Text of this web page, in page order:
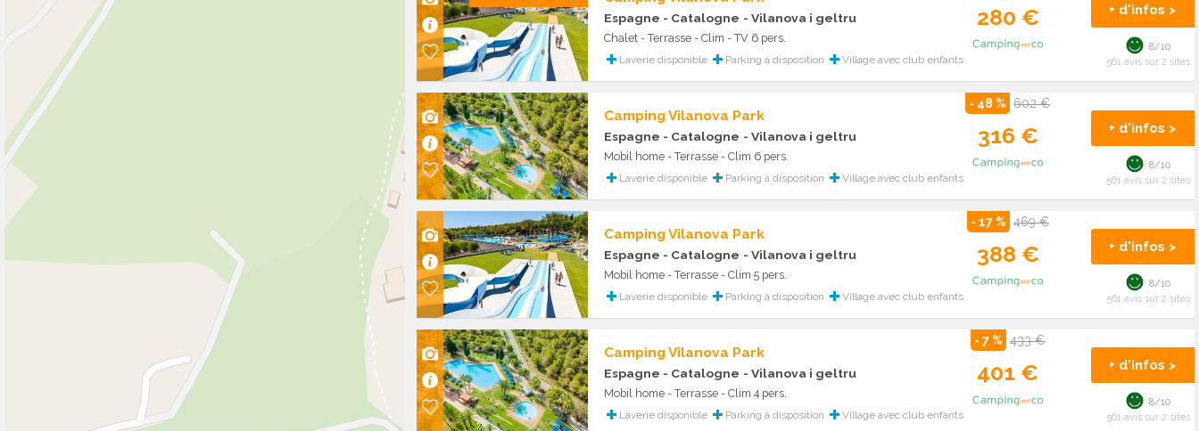
Espagne - Catalogne - Vilanova i geltru
Chalet - Terrasse - Clim - TV 6 pers.
Laverie disponible Parking à disposition Village avec club enfants
280 € + d'infos >
8/10
561 avis sur 2 sites
Camping Vilanova Park
Espagne - Catalogne - Vilanova i geltru
Mobil home - Terrasse - Clim 6 pers.
Laverie disponible Parking à disposition Village avec club enfants
- 48 % 602 €
316 € + d'infos >
8/10
561 avis sur 2 sites
Camping Vilanova Park
Espagne - Catalogne - Vilanova i geltru
Mobil home - Terrasse - Clim 5 pers.
Laverie disponible Parking à disposition Village avec club enfants
- 17 % 469 €
388 € + d'infos >
8/10
561 avis sur 2 sites
Camping Vilanova Park
Espagne - Catalogne - Vilanova i geltru
Mobil home - Terrasse - Clim 4 pers.
Laverie disponible Parking à disposition Village avec club enfants
- 7 % 433 €
401 € + d'infos >
8/10
561 avis sur 2 sites